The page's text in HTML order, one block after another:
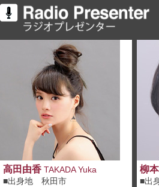
柳
■出
高田由香 TAKADA Yuka
■出身地 秋田市